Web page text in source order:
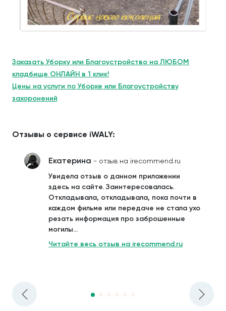
Заказать Уборку или Благоустройство на ЛЮБОМ
кладбище ОНЛАЙН в 1 клик!
Цены на услуги по Уборке или Благоустройству
захоронений
Отзывы о сервисе iWALY:
Екатерина - отзыв на irecommend.ru
Увидела отзыв о данном приложении
здесь на сайте. Заинтересовалась.
Откладывала, откладывала, пока почти в
каждом фильме или передаче не стала ухо
резать информация про заброшенные
могилы...
Читайте весь отзыв на irecommend.ru